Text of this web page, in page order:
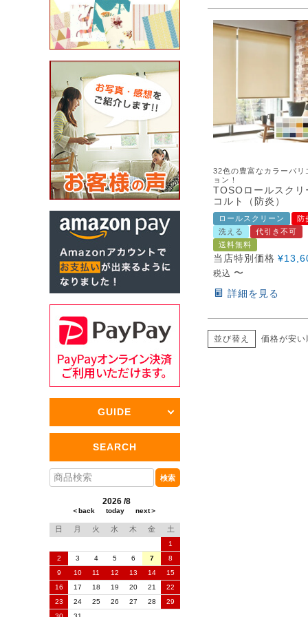
GUIDE
SEARCH
32色の豊富なカラーバリ
ョン！
TOSOロールスクリ
コルト（防炎）
ロールスクリーン
防
洗える
代引き不可
送料無料
当店特別価格 ¥
税込 〜
詳細を見る
並び替え 価格が安い